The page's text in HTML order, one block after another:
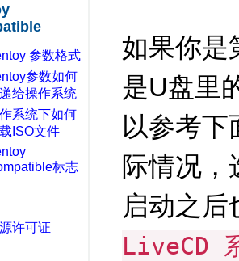
参数格式
参数如何
给操作系统
系统下如何
ISO文件
标志
许可证
如果你是
是U盘里
以参考
际情况，
启动之
LiveCD